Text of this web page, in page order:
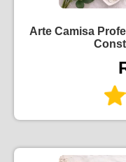
Arte Camisa